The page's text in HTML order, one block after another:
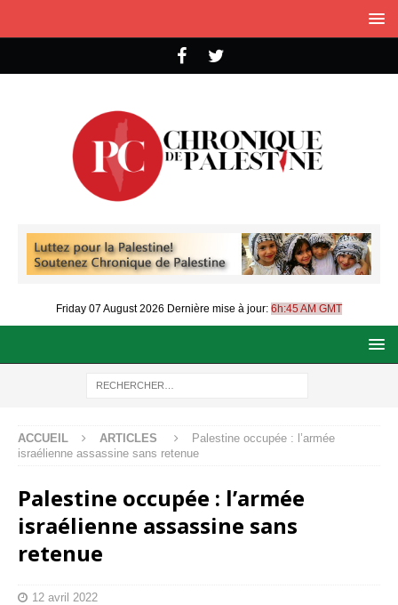
Friday 07 August 2026 Dernière mise à jour: 6h:45 AM GMT
ACCUEIL ARTICLES
Palestine occupée : l’armée
israélienne assassine sans retenue
Palestine occupée : l’armée
israélienne assassine sans
retenue
12 avril 2022